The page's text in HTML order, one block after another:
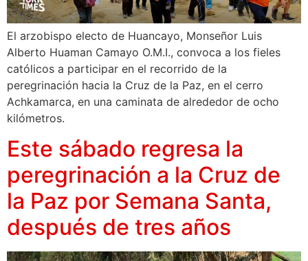
El arzobispo electo de Huancayo, Monseñor Luis
Alberto Huaman Camayo O.M.I., convoca a los fieles
católicos a participar en el recorrido de la
peregrinación hacia la Cruz de la Paz, en el cerro
Achkamarca, en una caminata de alrededor de ocho
kilómetros.
Este sábado regresa la
peregrinación a la Cruz de
la Paz por Semana Santa,
después de tres años